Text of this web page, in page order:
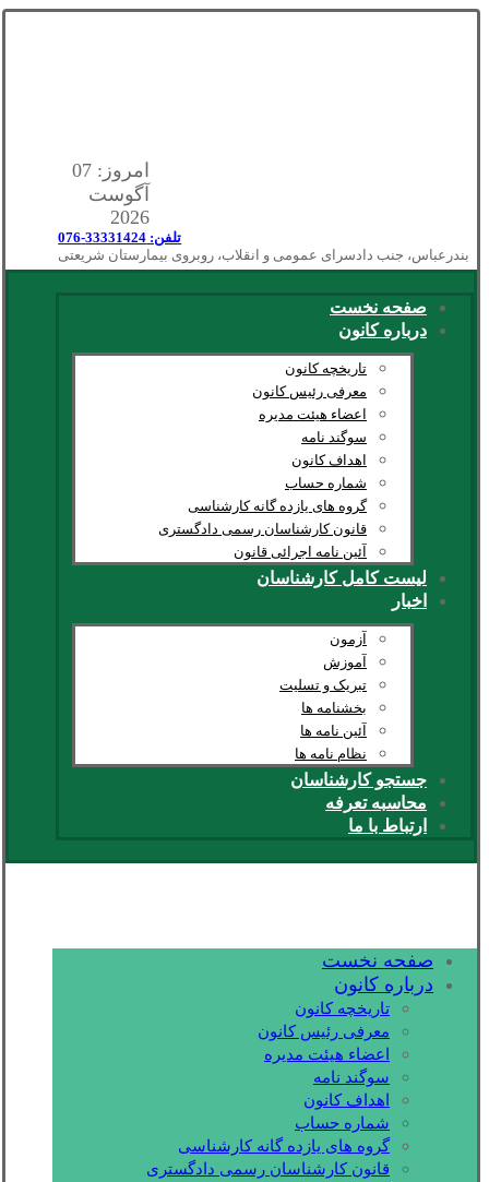
امروز: 07
آگوست
2026
تلفن: 33331424-076
بندرعباس، جنب دادسرای عمومی و انقلاب، روبروی بیمارستان شریعتی
صفحه نخست
درباره کانون
تاریخچه کانون
معرفی رئیس کانون
اعضاء هیئت مدیره
سوگند نامه
اهداف کانون
شماره حساب
گروه های یازده گانه کارشناسی
قانون کارشناسان رسمی دادگستری
آئین نامه اجرائی قانون
لیست کامل کارشناسان
اخبار
آزمون
آموزش
تبریک و تسلیت
بخشنامه ها
آئین نامه ها
نظام نامه ها
جستجو کارشناسان
محاسبه تعرفه
ارتباط با ما
صفحه نخست
درباره کانون
تاریخچه کانون
معرفی رئیس کانون
اعضاء هیئت مدیره
سوگند نامه
اهداف کانون
شماره حساب
گروه های یازده گانه کارشناسی
قانون کارشناسان رسمی دادگستری